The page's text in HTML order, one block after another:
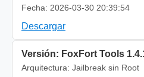
Fecha: 2026-03-30 20:39:54
Descargar
Versión: FoxFort Tools
Arquitectura: Jailbreak sin Root